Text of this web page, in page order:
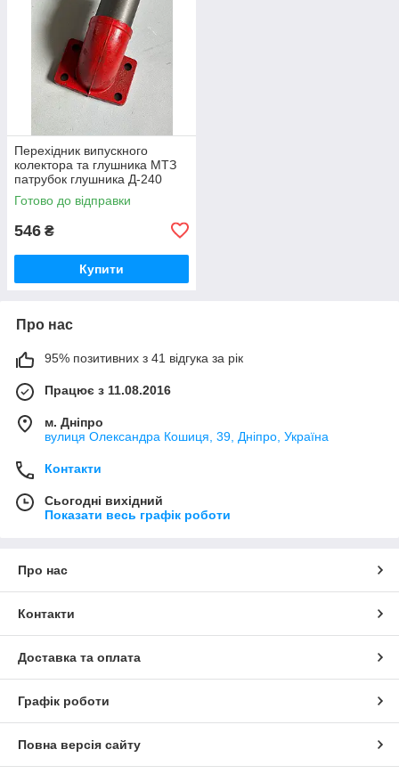
Перехідник випускного
колектора та глушника МТЗ
патрубок глушника Д-240
(вир-во Україна) 240-
1008021-Б1 / 240-1008021
Готово до відправки
546 ₴
Купити
Про нас
95% позитивних з 41 відгука за рік
Працює з 11.08.2016
м. Дніпро
вулиця Олександра Кошиця, 39, Дніпро, Україна
Контакти
Сьогодні вихідний
Показати весь графік роботи
Про нас
Контакти
Доставка та оплата
Графік роботи
Повна версія сайту